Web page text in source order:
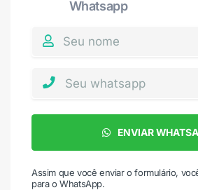
Whatsapp
ENVIAR
Assim que você enviar o formulário,
para o WhatsApp.